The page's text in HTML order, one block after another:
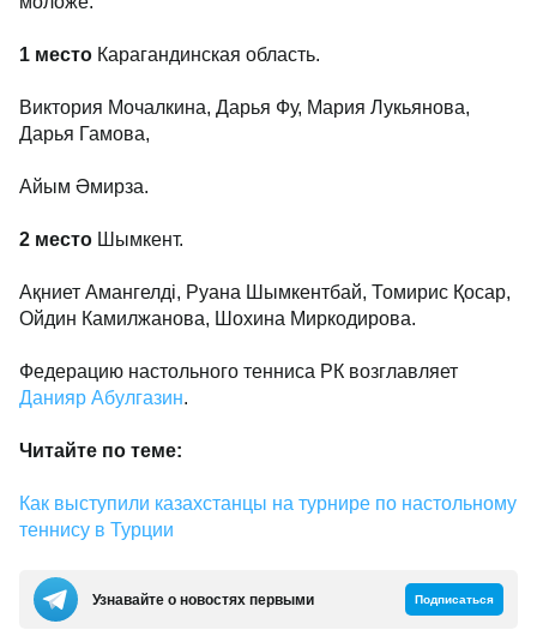
1 место Карагандинская область.
Виктория Мочалкина, Дарья Фу, Мария Лукьянова,
Дарья Гамова,
Айым Әмирза.
2 место Шымкент.
Ақниет Амангелді, Руана Шымкентбай, Томирис Қосар,
Ойдин Камилжанова, Шохина Миркодирова.
Федерацию настольного тенниса РК возглавляет
Данияр Абулгазин.
Читайте по теме:
Как выступили казахстанцы на турнире по настольному
теннису в Турции
Узнавайте о новостях первыми Подписаться